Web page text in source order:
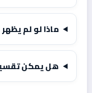
ماذا لو لم
هل يمكن